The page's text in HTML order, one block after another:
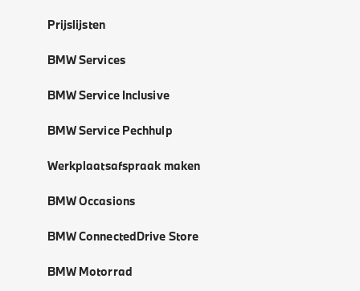
Prijslijsten
BMW Services
BMW Service Inclusive
BMW Service Pechhulp
Werkplaatsafspraak maken
BMW Occasions
BMW ConnectedDrive Store
BMW Motorrad